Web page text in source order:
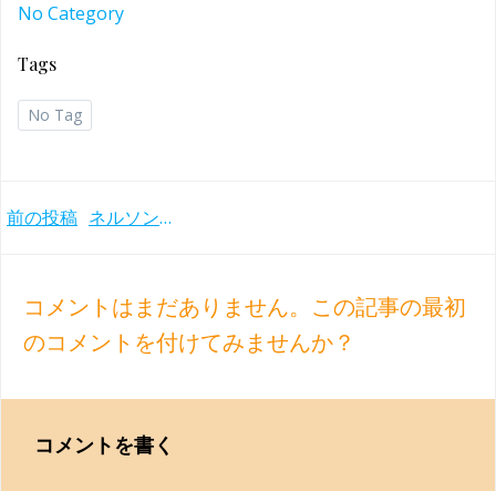
No Category
Tags
No Tag
Post
前の投稿 ネルソンス、ゲヴァントハウス管のカペルマイスター就任コンサート チャイコフスキー交響曲第6番『悲愴』他(2018年)
コメントはまだありません。この記事の最初
のコメントを付けてみませんか？
コメントを書く